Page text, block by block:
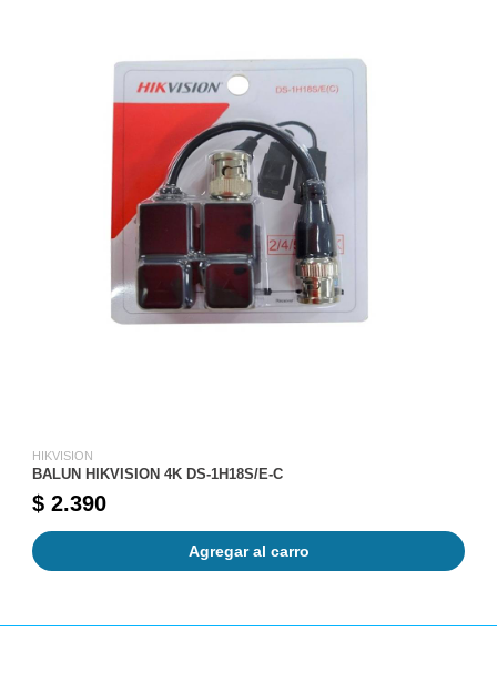
HIKVISION
BALUN HIKVISION 4K DS-1H18S/E-C
$ 2.390
Agregar al carro